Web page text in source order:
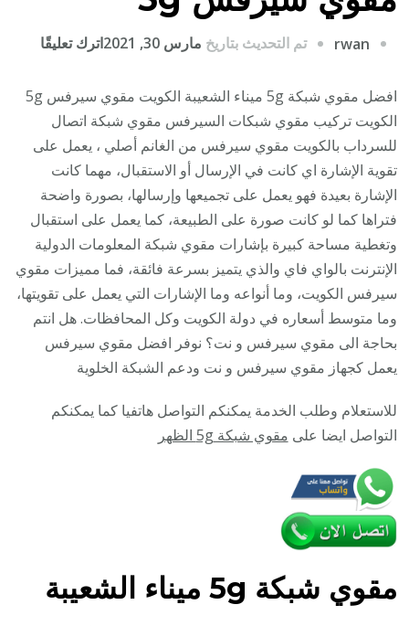
rwan تم التحديث بتاريخ مارس 30, 2021 اترك تعليقًا
شبكة
/
مقوي
افضل مقوي شبكة 5g ميناء الشعيبة الكويت مقوي سيرفس 5g
الكويت تركيب مقوي شبكات السيرفس مقوي شبكة اتصال
للسرداب بالكويت مقوي سيرفس من الغانم أصلي ، يعمل على
تقوية الإشارة اي كانت في الإرسال أو الاستقبال، مهما كانت
الإشارة بعيدة فهو يعمل على تجميعها وإرسالها، بصورة واضحة
فتراها كما لو كانت صورة على الطبيعة، كما يعمل على استقبال
وتغطية مساحة كبيرة بإشارات مقوي شبكة المعلومات الدولية
الإنترنت بالواي فاي والذي يتميز بسرعة فائقة، فما مميزات مقوي
سيرفس الكويت، وما أنواعه وما الإشارات التي يعمل على تقويتها،
وما متوسط أسعاره في دولة الكويت وكل المحافظات. هل انتم
بحاجة الى مقوي سيرفس و نت؟ نوفر افضل مقوي سيرفس
يعمل كجهاز مقوي سيرفس و نت ودعم الشبكة الخلوية
للاستعلام وطلب الخدمة يمكنكم التواصل هاتفيا كما يمكنكم
التواصل ايضا على مقوي شبكة 5g الظهر
مقوي شبكة 5g ميناء الشعيبة